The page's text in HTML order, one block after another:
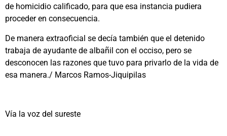
de homicidio calificado, para que esa instancia pudiera
proceder en consecuencia.
De manera extraoficial se decía también que el detenido
trabaja de ayudante de albañil con el occiso, pero se
desconocen las razones que tuvo para privarlo de la vida de
esa manera./ Marcos Ramos-Jiquipilas
Vía la voz del sureste